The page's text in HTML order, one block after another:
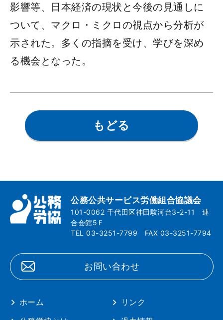
影響等、日本経済の現状と今後の見通しに
ついて、マクロ・ミクロの視点から分析が
示された。多くの指摘を受け、学びを深め
る機会となった。
もどる
公務公共サービス労働組合協議会
101-0062 千代田区神田駿河台3-2-11 連
合会館5Ｆ
TEL 03-3251-7799 FAX 03-3251-7794
お問い合わせ
ホーム
リンク